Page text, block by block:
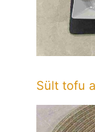
Sült tofu